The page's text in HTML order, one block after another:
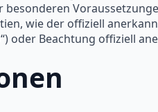
wie der offiziell
oder Beachtung offiziell